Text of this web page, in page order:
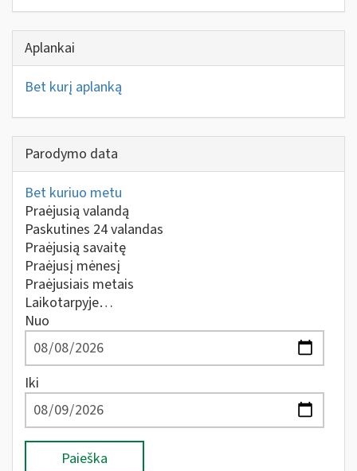
Aplankai
Bet kurį aplanką
Parodymo data
Bet kuriuo metu
Praėjusią valandą
Paskutines 24 valandas
Praėjusią savaitę
Praėjusį mėnesį
Praėjusiais metais
Laikotarpyje…
Nuo
Iki
Paieška